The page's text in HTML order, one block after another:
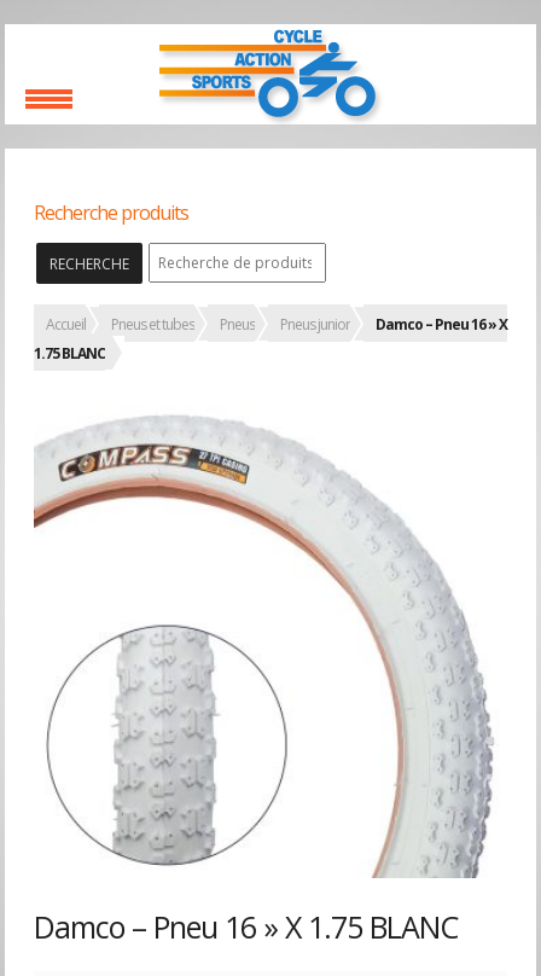
Recherche produits
RECHERCHE
Accueil Pneus et tubes Pneus Pneus junior
Damco – Pneu 16 » X
1.75 BLANC
Damco – Pneu 16 » X 1.75 BLANC